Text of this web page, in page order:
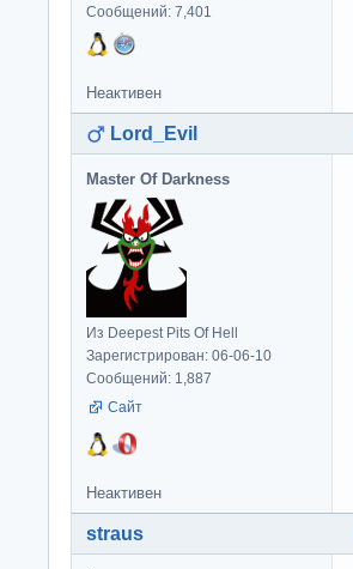
Сообщений: 7,401
Неактивен
Lord_Evil
Master Of Darkness
Из Deepest Pits Of Hell
Зарегистрирован: 06-06-10
Сообщений: 1,887
Сайт
Неактивен
straus